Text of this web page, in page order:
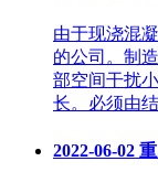
由于现浇混
的公司。制
部空间干扰
长。必须由
2022-06-02